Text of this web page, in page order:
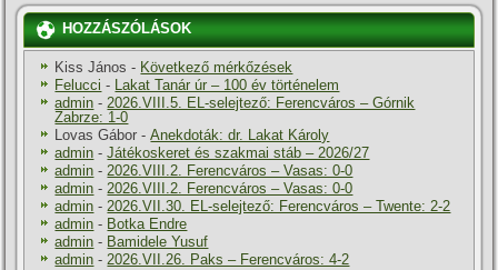
HOZZÁSZÓLÁSOK
Kiss János - Következő mérkőzések
Felucci - Lakat Tanár úr – 100 év történelem
admin -2026.VIII.5. EL-selejtező: Ferencváros – Górnik
Zabrze: 1-0
Lovas Gábor -Anekdoták: dr. Lakat Károly
admin -Játékoskeret és szakmai stáb – 2026/27
admin -2026.VIII.2. Ferencváros – Vasas: 0-0
admin -2026.VIII.2. Ferencváros – Vasas: 0-0
admin -2026.VII.30. EL-selejtező: Ferencváros – Twente: 2-2
admin - Botka Endre
admin - Bamidele Yusuf
admin -2026.VII.26. Paks – Ferencváros: 4-2